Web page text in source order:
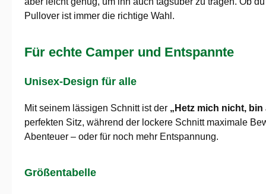
Pullover ist immer die richtige Wahl.
Für echte Camper und Entspannte
Unisex-Design für alle
Mit seinem lässigen Schnitt ist der „Hetz mich nicht,
perfekten Sitz, während der lockere Schnitt maximale
Abenteuer – oder für noch mehr Entspannung.
Größentabelle